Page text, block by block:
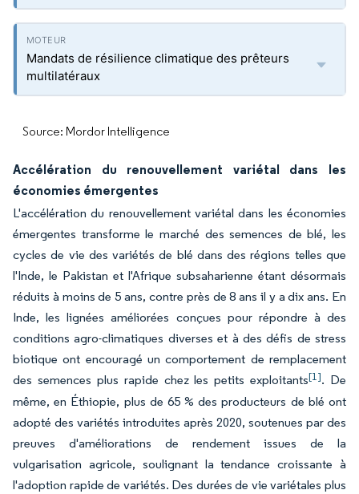
Mandats de résilience climatique des prêteurs
multilatéraux
Source: Mordor Intelligence
Accélération du renouvellement variétal dans les
économies émergentes
L'accélération du renouvellement variétal dans les économies
émergentes transforme le marché des semences de blé, les
cycles de vie des variétés de blé dans des régions telles que
l'Inde, le Pakistan et l'Afrique subsaharienne étant désormais
réduits à moins de 5 ans, contre près de 8 ans il y a dix ans. En
Inde, les lignées améliorées conçues pour répondre à des
conditions agro-climatiques diverses et à des défis de stress
biotique ont encouragé un comportement de remplacement
des semences plus rapide chez les petits exploitants[1]. De
même, en Éthiopie, plus de 65 % des producteurs de blé ont
adopté des variétés introduites après 2020, soutenues par des
preuves d'améliorations de rendement issues de la
vulgarisation agricole, soulignant la tendance croissante à
l'adoption rapide de variétés. Des durées de vie variétales plus